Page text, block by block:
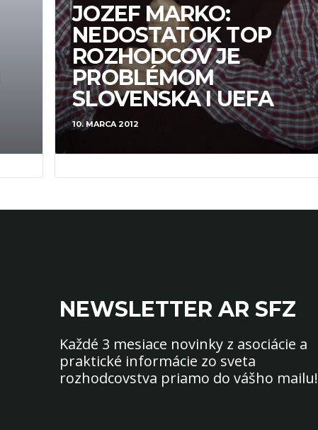
JOZEF MARKO:
NEDOSTATOK TOP
ROZHODCOV JE
PROBLÉMOM
SLOVENSKA I UEFA
10. MARCA 2012
NEWSLETTER AR SFZ
Každé 3 mesiace novinky z asociácie a
praktické informácie zo sveta
rozhodcovstva priamo do vášho mailu!